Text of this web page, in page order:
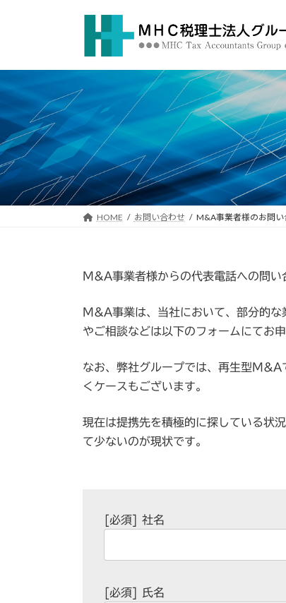
へ
ス
ッ
プ
ョ
ン
移
動
HOME お問い合わせ M&A事業者様のお問い
M&A事業者様からの代表電話への問い
M&A事業は、当社において、部分的
やご相談などは以下のフォームにてお
なお、弊社グループでは、再生型M&A
くケースもございます。
現在は提携先を積極的に探している状
て少ないのが現状です。
[必須] 社名
[必須] 氏名